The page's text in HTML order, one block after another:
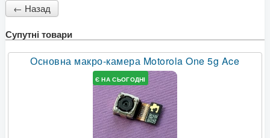
Супутні товари
Основна макро-камера Motorola One 5g Ace
Є НА СЬОГОДНІ